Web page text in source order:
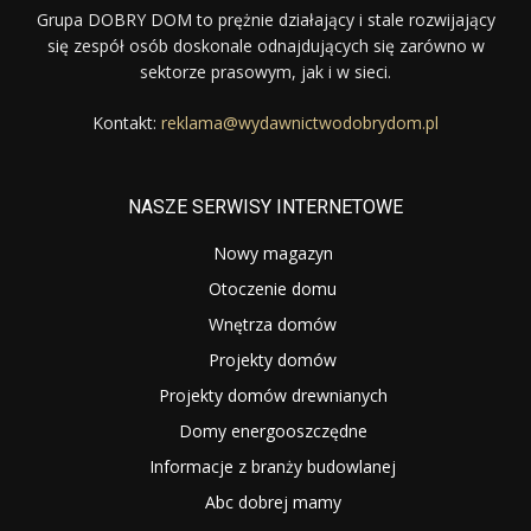
Grupa DOBRY DOM to prężnie działający i stale rozwijający
się zespół osób doskonale odnajdujących się zarówno w
sektorze prasowym, jak i w sieci.
Kontakt: reklama@wydawnictwodobrydom.pl
NASZE SERWISY INTERNETOWE
Nowy magazyn
Otoczenie domu
Wnętrza domów
Projekty domów
Projekty domów drewnianych
Domy energooszczędne
Informacje z branży budowlanej
Abc dobrej mamy